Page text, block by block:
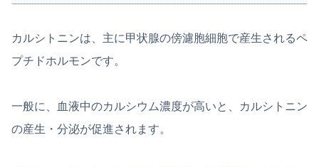
カルシトニンは、主に甲状腺の傍濾胞細胞で産生されるペ
プチドホルモンです。
一般に、血液中のカルシウム濃度が高いと、カルシトニン
の産生・分泌が促進されます。